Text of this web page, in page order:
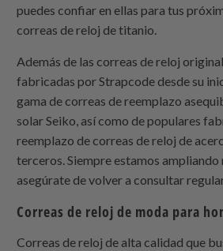
puedes confiar en ellas para tus
correas de reloj de titanio.
Además de las correas de reloj
fabricadas porStrapcode desde su
gama de correas de reemplazo
solar Seiko, así como de populares
reemplazo de correas de reloj de
terceros. Siempre estamos ampliando
asegúrate de volver a consultar
Correas de reloj de moda para
Correas de reloj de alta calidad que